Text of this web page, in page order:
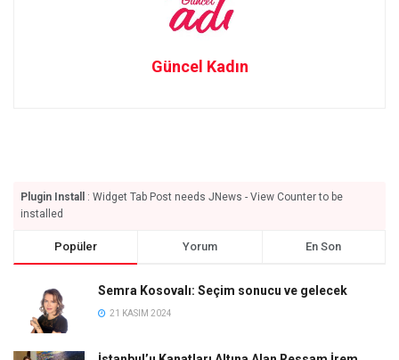
Güncel Kadın
Plugin Install
: Widget Tab Post needs JNews - View Counter to be
installed
Popüler Yorum En Son
Semra Kosovalı: Seçim sonucu ve gelecek
21 KASIM 2024